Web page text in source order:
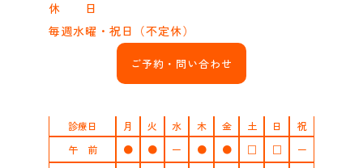
診療日 月 火 水 木 金 土 日
祝
午 前
● ● ー ● ● □ □
ー
休 日
毎週水曜・祝日（不定休）
ご予約・問い合わせ